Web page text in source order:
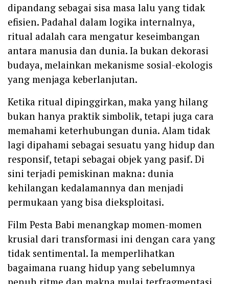
dipandang sebagai sisa masa lalu yang tidak
efisien. Padahal dalam logika internalnya,
ritual adalah cara mengatur keseimbangan
antara manusia dan dunia. Ia bukan dekorasi
budaya, melainkan mekanisme sosial-ekologis
yang menjaga keberlanjutan.
Ketika ritual dipinggirkan, maka yang hilang
bukan hanya praktik simbolik, tetapi juga cara
memahami keterhubungan dunia. Alam tidak
lagi dipahami sebagai sesuatu yang hidup dan
responsif, tetapi sebagai objek yang pasif. Di
sini terjadi pemiskinan makna: dunia
kehilangan kedalamannya dan menjadi
permukaan yang bisa dieksploitasi.
Film Pesta Babi menangkap momen-momen
krusial dari transformasi ini dengan cara yang
tidak sentimental. Ia memperlihatkan
bagaimana ruang hidup yang sebelumnya